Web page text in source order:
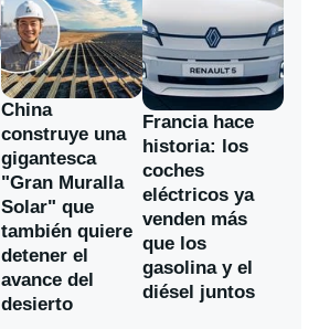
China
construye una
gigantesca
"Gran Muralla
Solar" que
también quiere
detener el
avance del
desierto
Francia hace
historia: los
coches
eléctricos ya
venden más
que los
gasolina y el
diésel juntos